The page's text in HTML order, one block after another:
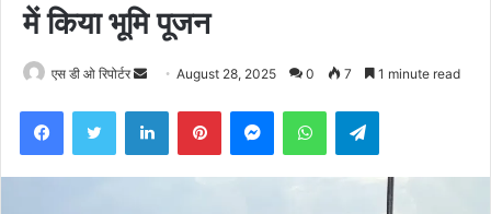
में किया भूमि पूजन
एस डी ओ रिपोर्टर
Send August 28, 2025 0 7 1 minute read
FacebookTwitter LinkedInPinterestMessengerWhatsAppTelegram